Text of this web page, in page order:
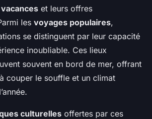
et leurs offres
les voyages populaires,
se distinguent par leur capacité
inoubliable. Ces lieux
souvent en bord de mer, offrant
couper le souffle et un climat
culturelles offertes par ces